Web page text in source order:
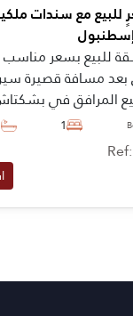
مع سندات
للبيع بسعر
مسافة قصيرة
المرافق في
يبحثون عن
1